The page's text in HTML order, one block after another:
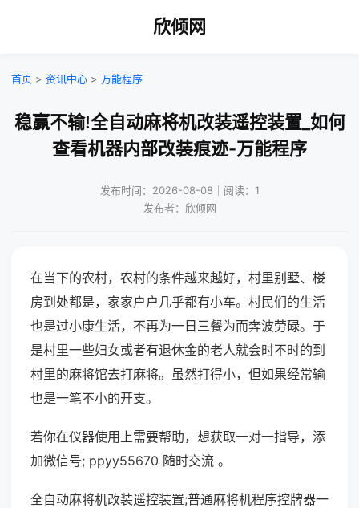
欣倾网
首页 > 资讯中心 > 万能程序
稳赢不输!全自动麻将机改装遥控装置_如何
查看机器内部改装痕迹-万能程序
发布时间：2026-08-08｜阅读：1
发布者：欣倾网
在当下的农村，农村的条件越来越好，村里别墅、楼
房到处都是，家家户户几乎都有小车。村民们的生活
也是过小康生活，不再为一日三餐为而奔波劳碌。于
是村里一些妇女或者有退休金的老人就会时不时的到
村里的麻将馆去打麻将。虽然打得小，但如果经常输
也是一笔不小的开支。
若你在仪器使用上需要帮助，想获取一对一指导，添
加微信号; ppyy55670 随时交流 。
全自动麻将机改装遥控装置;普通麻将机程序控牌器一